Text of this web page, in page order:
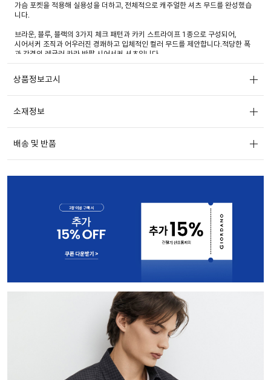
가슴 포켓을 적용해 실용성을 더하고, 전체적으로 캐주얼한 셔츠 무드를 완성했습
니다.
브라운, 블루, 블랙의 3가지 체크 패턴과 카키 스트라이프 1종으로 구성되어,
시어서커 조직과 어우러진 경쾌하고 입체적인 컬러 무드를 제안합니다.적당한 폭
과 간격의 레귤러 카라 반팔 시어서커 셔츠입니다.
상품정보고시
소재정보
배송 및 반품